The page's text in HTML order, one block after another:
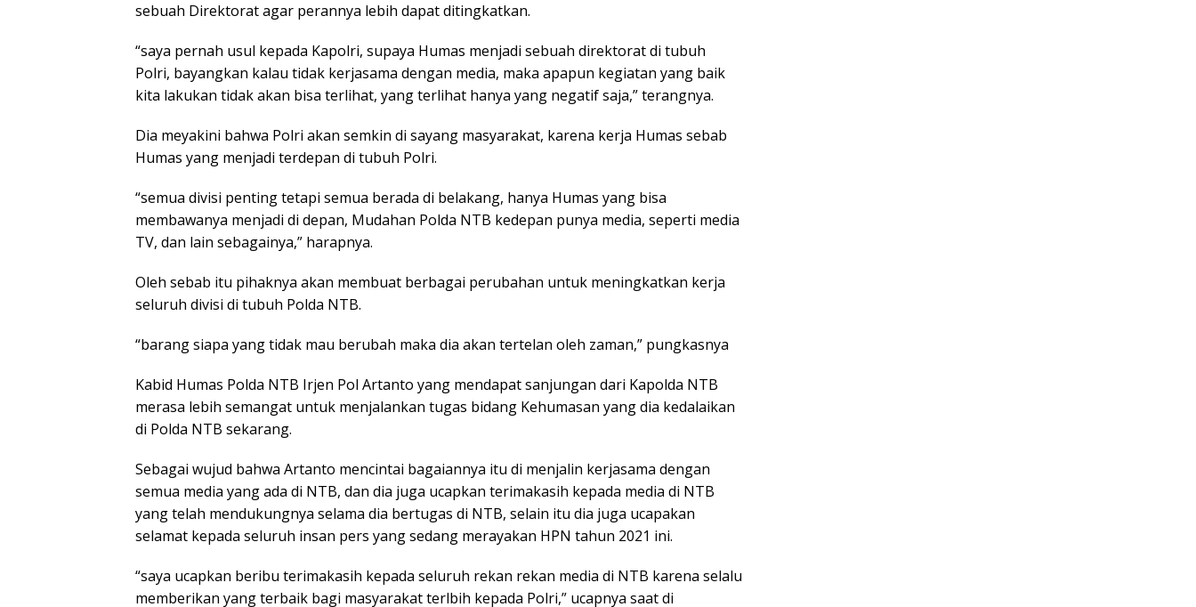
sebuah Direktorat agar perannya lebih dapat ditingkatkan.
“saya pernah usul kepada Kapolri, supaya Humas menjadi sebuah direktorat di tubuh
Polri, bayangkan kalau tidak kerjasama dengan media, maka apapun kegiatan yang baik
kita lakukan tidak akan bisa terlihat, yang terlihat hanya yang negatif saja,” terangnya.
Dia meyakini bahwa Polri akan semkin di sayang masyarakat, karena kerja Humas sebab
Humas yang menjadi terdepan di tubuh Polri.
“semua divisi penting tetapi semua berada di belakang, hanya Humas yang bisa
membawanya menjadi di depan, Mudahan Polda NTB kedepan punya media, seperti media
TV, dan lain sebagainya,” harapnya.
Oleh sebab itu pihaknya akan membuat berbagai perubahan untuk meningkatkan kerja
seluruh divisi di tubuh Polda NTB.
“barang siapa yang tidak mau berubah maka dia akan tertelan oleh zaman,” pungkasnya
Kabid Humas Polda NTB Irjen Pol Artanto yang mendapat sanjungan dari Kapolda NTB
merasa lebih semangat untuk menjalankan tugas bidang Kehumasan yang dia kedalaikan
di Polda NTB sekarang.
Sebagai wujud bahwa Artanto mencintai bagaiannya itu di menjalin kerjasama dengan
semua media yang ada di NTB, dan dia juga ucapkan terimakasih kepada media di NTB
yang telah mendukungnya selama dia bertugas di NTB, selain itu dia juga ucapakan
selamat kepada seluruh insan pers yang sedang merayakan HPN tahun 2021 ini.
“saya ucapkan beribu terimakasih kepada seluruh rekan rekan media di NTB karena selalu
memberikan yang terbaik bagi masyarakat terlbih kepada Polri,” ucapnya saat di